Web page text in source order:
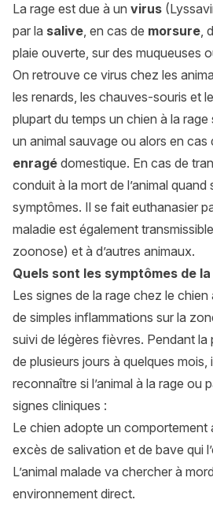
La rage est due à un virus
par la salive, en cas de morsure,
plaie ouverte, sur des muqueuses
On retrouve ce virus chez les
les renards, les chauves-souris et
plupart du temps un chien à la rage
un animal sauvage ou alors en cas
enragé domestique. En cas de
conduit à la mort de l’animal quand
symptômes. Il se fait euthanasier
maladie est également
zoonose) et à d’autres animaux.
Quels sont les symptômes de
Les signes de la rage chez le
de simples inflammations sur la
suivi de légères fièvres. Pendant la
de plusieurs jours à quelques mois,
reconnaître si l’animal à la rage ou
signes cliniques :
Le chien adopte un comportement
excès de salivation et de bave qui
L’animal malade va chercher à
environnement direct.